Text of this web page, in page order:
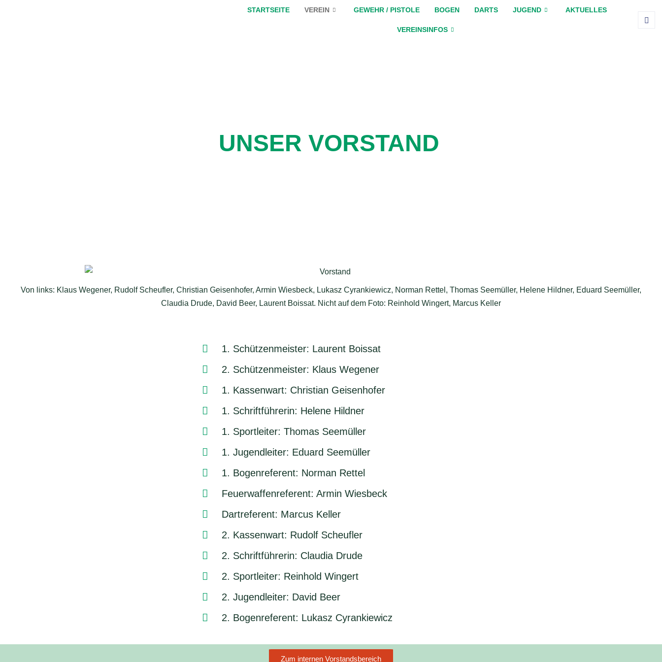
STARTSEITE VEREIN GEWEHR / PISTOLE BOGEN DARTS JUGEND AKTUELLES
VEREINSINFOS
UNSER VORSTAND
Von links: Klaus Wegener, Rudolf Scheufler, Christian Geisenhofer, Armin Wiesbeck, Lukasz Cyrankiewicz, Norman Rettel, Thomas Seemüller, Helene Hildner, Eduard Seemüller,
Claudia Drude, David Beer, Laurent Boissat. Nicht auf dem Foto: Reinhold Wingert, Marcus Keller
1. Schützenmeister: Laurent Boissat
2. Schützenmeister: Klaus Wegener
1. Kassenwart: Christian Geisenhofer
1. Schriftführerin: Helene Hildner
1. Sportleiter: Thomas Seemüller
1. Jugendleiter: Eduard Seemüller
1. Bogenreferent: Norman Rettel
Feuerwaffenreferent: Armin Wiesbeck
Dartreferent: Marcus Keller
2. Kassenwart: Rudolf Scheufler
2. Schriftführerin: Claudia Drude
2. Sportleiter: Reinhold Wingert
2. Jugendleiter: David Beer
2. Bogenreferent: Lukasz Cyrankiewicz
Zum internen Vorstandsbereich